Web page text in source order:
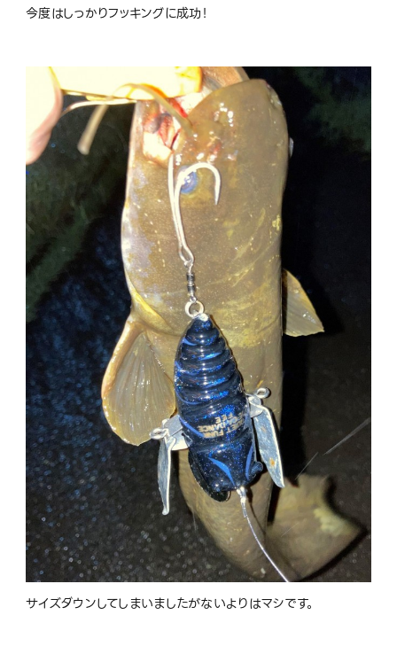
今度はしっかりフッキングに成功！
サイズダウンしてしまいましたがないよりはマシです。